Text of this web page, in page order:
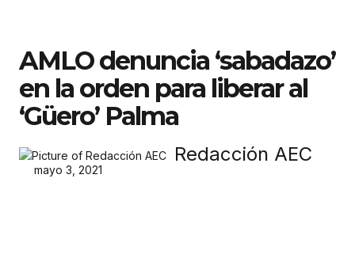
AMLO denuncia ‘sabadazo’
en la orden para liberar al
‘Güero’ Palma
Redacción AEC
mayo 3, 2021